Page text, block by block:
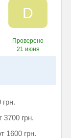
D
Проверено
21 июня
грн.
3700 грн.
1600 грн.